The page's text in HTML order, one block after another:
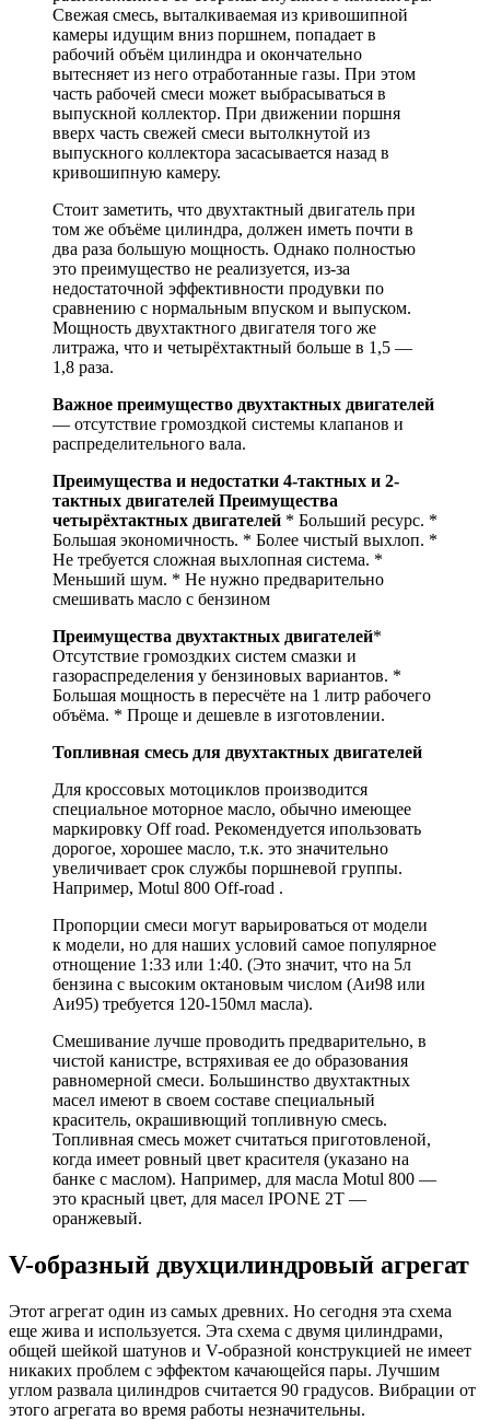
Свежая смесь, выталкиваемая из кривошипной
камеры идущим вниз поршнем, попадает в
рабочий объём цилиндра и окончательно
вытесняет из него отработанные газы. При этом
часть рабочей смеси может выбрасываться в
выпускной коллектор. При движении поршня
вверх часть свежей смеси вытолкнутой из
выпускного коллектора засасывается назад в
кривошипную камеру.
Стоит заметить, что двухтактный двигатель при
том же объёме цилиндра, должен иметь почти в
два раза большую мощность. Однако полностью
это преимущество не реализуется, из-за
недостаточной эффективности продувки по
сравнению с нормальным впуском и выпуском.
Мощность двухтактного двигателя того же
литража, что и четырёхтактный больше в 1,5 —
1,8 раза.
Важное преимущество двухтактных двигателей
— отсутствие громоздкой системы клапанов и
распределительного вала.
Преимущества и недостатки 4-тактных и 2-
тактных двигателей Преимущества
четырёхтактных двигателей * Больший ресурс. *
Большая экономичность. * Более чистый выхлоп. *
Не требуется сложная выхлопная система. *
Меньший шум. * Не нужно предварительно
смешивать масло с бензином
Преимущества двухтактных двигателей*
Отсутствие громоздких систем смазки и
газораспределения у бензиновых вариантов. *
Большая мощность в пересчёте на 1 литр рабочего
объёма. * Проще и дешевле в изготовлении.
Топливная смесь для двухтактных двигателей
Для кроссовых мотоциклов производится
специальное моторное масло, обычно имеющее
маркировку Off road. Рекомендуется ипользовать
дорогое, хорошее масло, т.к. это значительно
увеличивает срок службы поршневой группы.
Например, Motul 800 Off-road .
Пропорции смеси могут варьироваться от модели
к модели, но для наших условий самое популярное
отнощение 1:33 или 1:40. (Это значит, что на 5л
бензина с высоким октановым числом (Аи98 или
Аи95) требуется 120-150мл масла).
Смешивание лучше проводить предварительно, в
чистой канистре, встряхивая ее до образования
равномерной смеси. Большинство двухтактных
масел имеют в своем составе специальный
краситель, окрашивющий топливную смесь.
Топливная смесь может считаться приготовленой,
когда имеет ровный цвет красителя (указано на
банке с маслом). Например, для масла Motul 800 —
это красный цвет, для масел IPONE 2Т —
оранжевый.
V-образный двухцилиндровый агрегат
Этот агрегат один из самых древних. Но сегодня эта схема
еще жива и используется. Эта схема с двумя цилиндрами,
общей шейкой шатунов и V-образной конструкцией не имеет
никаких проблем с эффектом качающейся пары. Лучшим
углом развала цилиндров считается 90 градусов. Вибрации от
этого агрегата во время работы незначительны.